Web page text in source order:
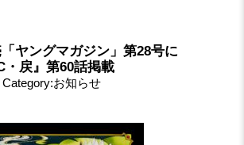
ヤングマガジン」第28号に
・戻』第60話掲載
Category:お知らせ